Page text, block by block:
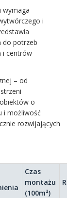
wymaga
i
do potrzeb
i centrów
– od
o
i możliwość
rozwijających
Czas
montażu
(100m²)